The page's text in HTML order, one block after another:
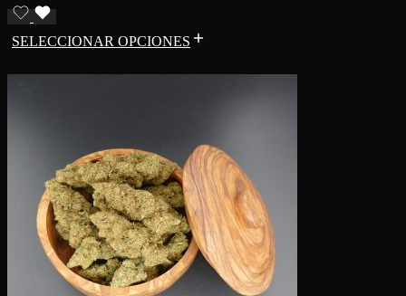
SELECCIONAR OPCIONES